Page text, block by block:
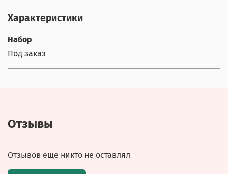
Характеристики
Набор
Под заказ
Отзывы
Отзывов еще никто не оставлял